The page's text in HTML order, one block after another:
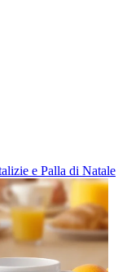
e Palla di Natale